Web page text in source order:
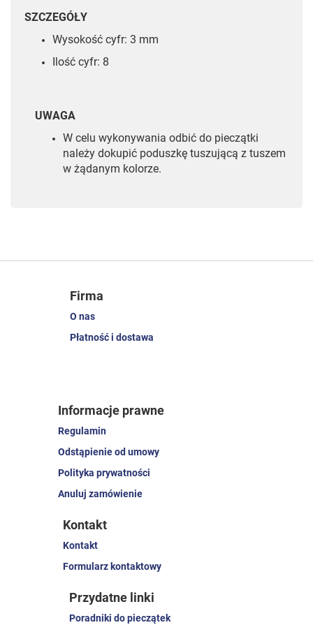
SZCZEGÓŁY
Wysokość cyfr: 3 mm
Ilość cyfr: 8
UWAGA
W celu wykonywania odbić do pieczątki
należy dokupić poduszkę tuszującą z tuszem
w żądanym kolorze.
Firma
O nas
Płatność i dostawa
Informacje prawne
Regulamin
Odstąpienie od umowy
Polityka prywatności
Anuluj zamówienie
Kontakt
Kontakt
Formularz kontaktowy
Przydatne linki
Poradniki do pieczątek